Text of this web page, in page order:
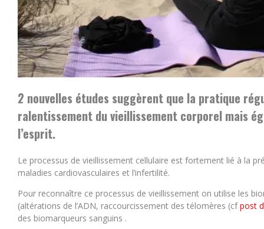
2 nouvelles études suggèrent que la pratique
ralentissement du vieillissement corporel mais
l’esprit.
Le processus de vieillissement cellulaire est fortement lié à la
maladies cardiovasculaires et l’infertilité.
Pour reconnaître ce processus de vieillissement on utilise les
(altérations de l’ADN, raccourcissement des télomères (cfpost
des biomarqueurs sanguins .